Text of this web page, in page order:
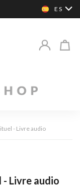
ES
- Livre audio
- Livre audio